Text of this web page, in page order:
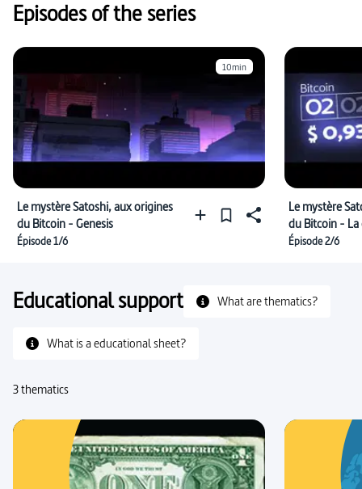
Episodes of the series
10min
Le mystère Satoshi, aux origines
du Bitcoin - Genesis
Épisode 1/6
Le mystère
du Bitcoin -
Épisode 2/6
Educational support What are thematics?
What is a educational sheet?
3 thematics